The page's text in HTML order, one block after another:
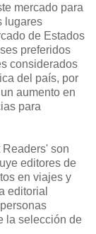
mercado para
lugares
de Estados
preferidos
considerados
del país, por
aumento en
para
son
editores de
en viajes y
editorial
la selección de